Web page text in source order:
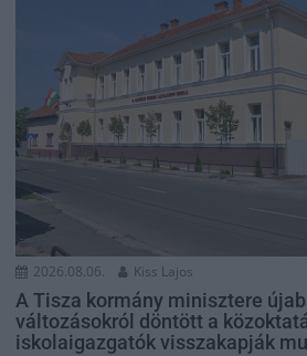
2026.08.06. Kiss Lajos
A Tisza kormány minisztere
változásokról döntött a
iskolaigazgatók visszakapják